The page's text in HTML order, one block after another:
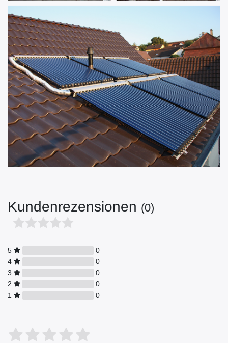
Kundenrezensionen (0)
5
0
4
0
3
0
2
0
1
0
Bewertungssterne
4
3
2
1